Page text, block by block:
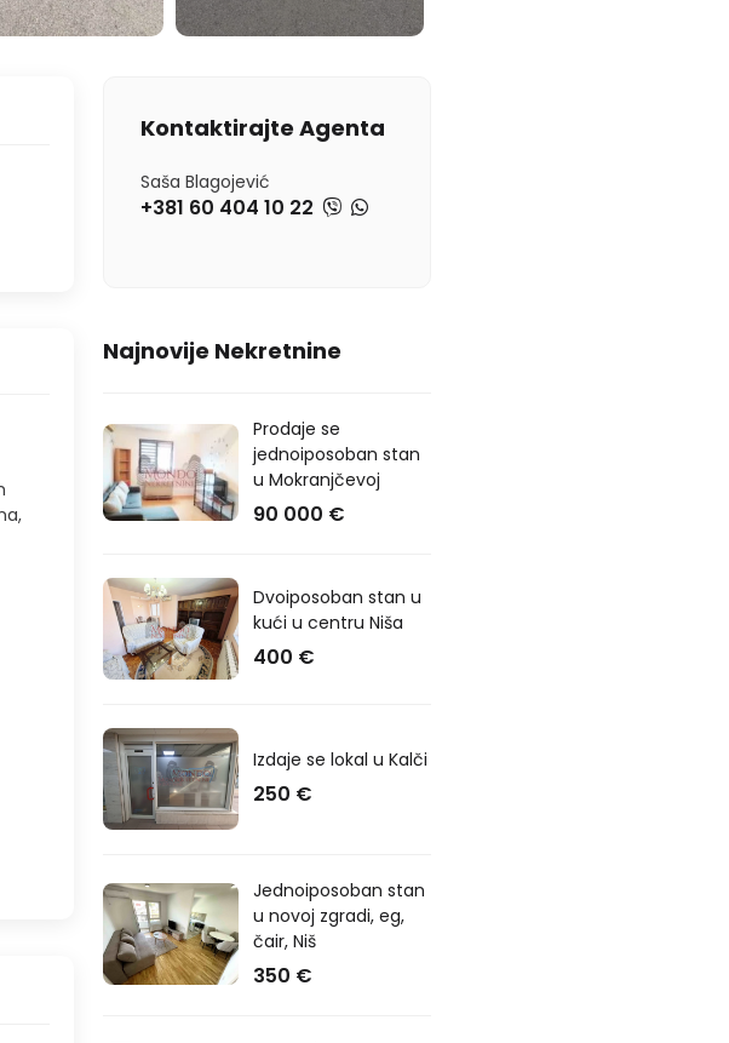
Kontaktirajte Agenta
Saša Blagojević
+381 60 404 10 22
Najnovije Nekretnine
Prodaje se
jednoiposoban stan
u Mokranjčevoj
90 000 €
Dvoiposoban stan u
kući u centru Niša
400 €
Izdaje se lokal u Kalči
250 €
Jednoiposoban stan
u novoj zgradi, eg,
čair, Niš
350 €